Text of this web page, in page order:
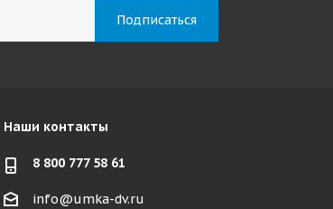
Наши контакты
8 800 777 58 61
info@umka-dv.ru